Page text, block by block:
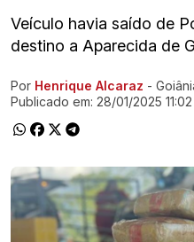
Veículo havia saído de
destino a Aparecida de
Ir direto pra matéria
Por Henrique Alcaraz -
Publicado em: 28/01/2025 11:02